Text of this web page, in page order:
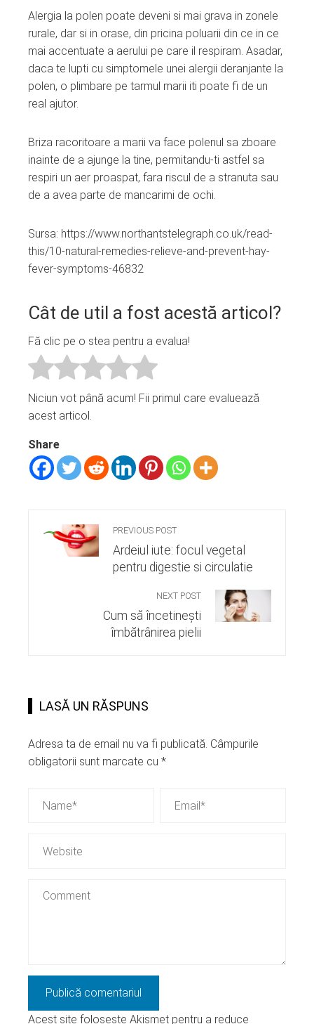
Alergia la polen poate deveni si mai grava in zonele
rurale, dar si in orase, din pricina poluarii din ce in ce
mai accentuate a aerului pe care il respiram. Asadar,
daca te lupti cu simptomele unei alergii deranjante la
polen, o plimbare pe tarmul marii iti poate fi de un
real ajutor.
Briza racoritoare a marii va face polenul sa zboare
inainte de a ajunge la tine, permitandu-ti astfel sa
respiri un aer proaspat, fara riscul de a stranuta sau
de a avea parte de mancarimi de ochi.
Sursa: https://www.northantstelegraph.co.uk/read-
this/10-natural-remedies-relieve-and-prevent-hay-
fever-symptoms-46832
Cât de util a fost acestă articol?
Fă clic pe o stea pentru a evalua!
Niciun vot până acum! Fii primul care evaluează
acest articol.
Share
PREVIOUS POST
Ardeiul iute: focul vegetal
pentru digestie si circulatie
NEXT POST
Cum să încetinești
îmbătrânirea pielii
LASĂ UN RĂSPUNS
Adresa ta de email nu va fi publicată. Câmpurile
obligatorii sunt marcate cu *
Acest site folosește Akismet pentru a reduce